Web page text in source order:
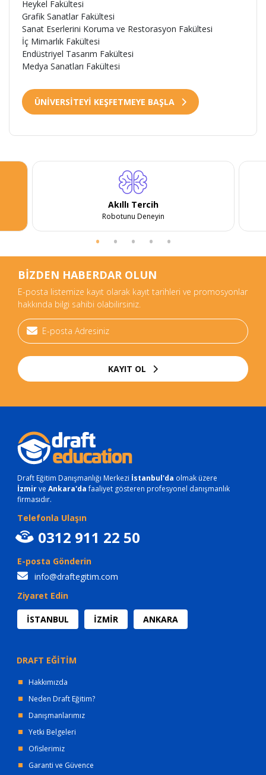
Heykel Fakültesi
Grafik Sanatlar Fakültesi
Sanat Eserlerini Koruma ve Restorasyon Fakültesi
İç Mimarlık Fakültesi
Endüstriyel Tasarım Fakültesi
Medya Sanatları Fakültesi
ÜNİVERSİTEYİ KEŞFETMEYE BAŞLA
Akıllı Tercih
Robotunu Deneyin
BİZDEN HABERDAR OLUN
E-posta listemize kayıt olarak kayıt tarihleri ve promosyonlar
hakkında bilgi sahibi olabilirsiniz.
KAYIT OL
Draft Eğitim Danışmanlığı Merkezi İstanbul'da olmak üzere
İzmirve Ankara'dafaaliyet gösteren profesyonel danışmanlık
firmasıdır.
Telefonla Ulaşın
0312 911 22 50
E-posta Gönderin
info@draftegitim.com
Ziyaret Edin
İSTANBUL İZMİR ANKARA
DRAFT EĞİTİM
Hakkımızda
Neden Draft Eğitim?
Danışmanlarımız
Yetki Belgeleri
Ofislerimiz
Garanti ve Güvence